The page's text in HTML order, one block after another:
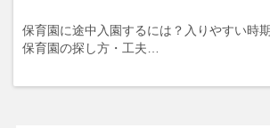
保育園に途中入園するには？入りやすい時
保育園の探し方・工夫…